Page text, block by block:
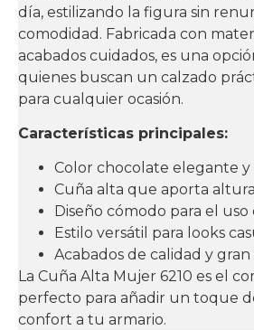
día, estilizando la figura sin
comodidad. Fabricada con
acabados cuidados, es una
quienes buscan un calzado
para cualquier ocasión.
Características principales:
Color chocolate elegante y
Cuña alta que aporta
Diseño cómodo para el uso
Estilo versátil para looks
Acabados de calidad y
La Cuña Alta Mujer 6210 es el
perfecto para añadir un toque
confort a tu armario.